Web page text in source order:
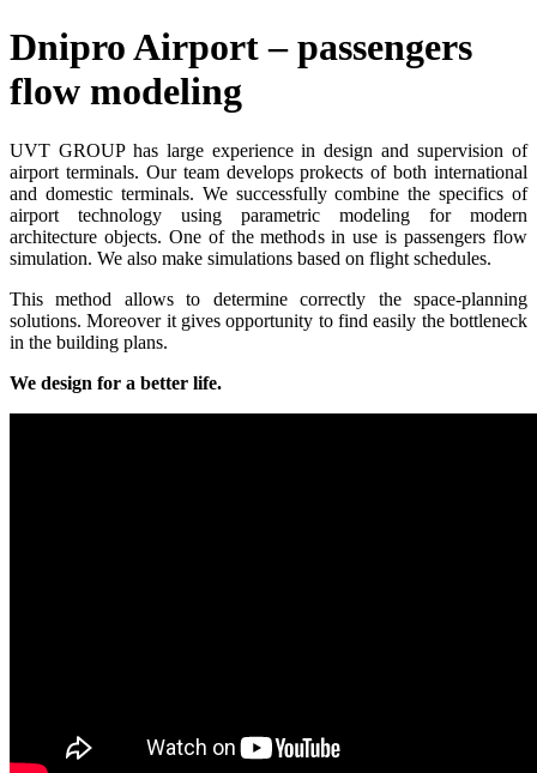
Dnipro Airport – passengers
flow modeling
UVT GROUP has large experience in design and supervision of
airport terminals. Our team develops prokects of both international
and domestic terminals. We successfully combine the specifics of
airport technology using parametric modeling for modern
architecture objects. One of the methods in use is passengers flow
simulation. We also make simulations based on flight schedules.
This method allows to determine correctly the space-planning
solutions. Moreover it gives opportunity to find easily the bottleneck
in the building plans.
We design for a better life.